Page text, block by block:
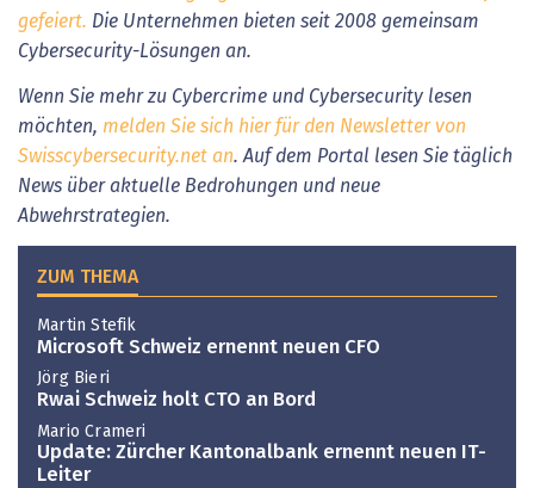
gefeiert. Die Unternehmen bieten seit 2008 gemeinsam
Cybersecurity-Lösungen an.
Wenn Sie mehr zu Cybercrime und Cybersecurity lesen
möchten, melden Sie sich hier für den Newsletter von
Swisscybersecurity.net an. Auf dem Portal lesen Sie täglich
News über aktuelle Bedrohungen und neue
Abwehrstrategien.
ZUM THEMA
Martin Stefik
Microsoft Schweiz ernennt neuen CFO
Jörg Bieri
Rwai Schweiz holt CTO an Bord
Mario Crameri
Update: Zürcher Kantonalbank ernennt neuen IT-
Leiter